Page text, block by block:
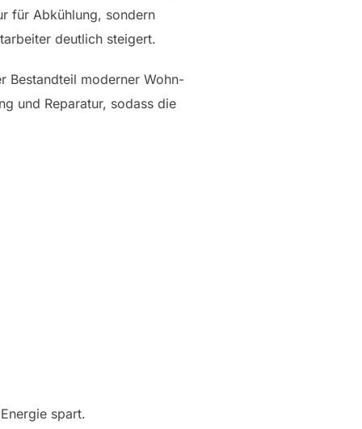
für Abkühlung, sondern
deutlich steigert.
Bestandteil moderner Wohn-
und Reparatur, sodass die
spart.